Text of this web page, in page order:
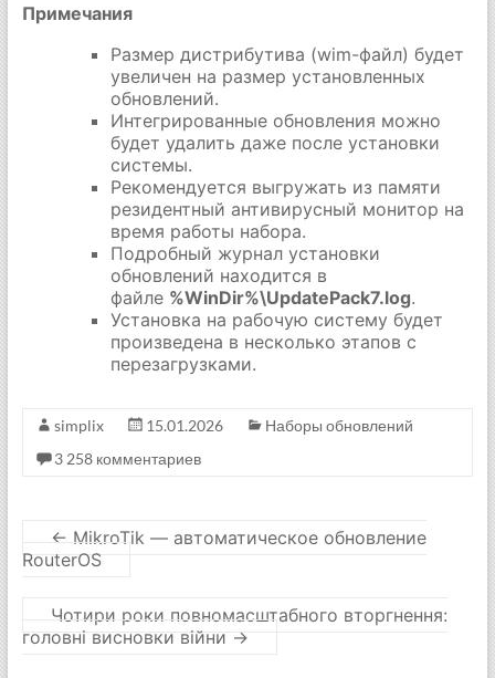
Примечания
Размер дистрибутива (wim-файл) будет
увеличен на размер установленных
обновлений.
Интегрированные обновления можно
будет удалить даже после установки
системы.
Рекомендуется выгружать из памяти
резидентный антивирусный монитор на
время работы набора.
Подробный журнал установки
обновлений находится в
файле %WinDir%\UpdatePack7.log.
Установка на рабочую систему будет
произведена в несколько этапов с
перезагрузками.
simplix 15.01.2026
Наборы обновлений
3 258 комментариев
← MikroTik — автоматическое обновление
RouterOS
Чотири роки повномасштабного вторгнення:
головні висновки війни →